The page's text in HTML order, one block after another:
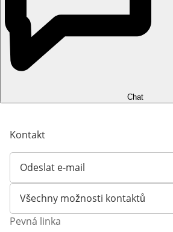
Chat
Kontakt
Odeslat e-mail
Otevírá e-mailového klienta
Všechny možnosti kontaktů
Pevná linka